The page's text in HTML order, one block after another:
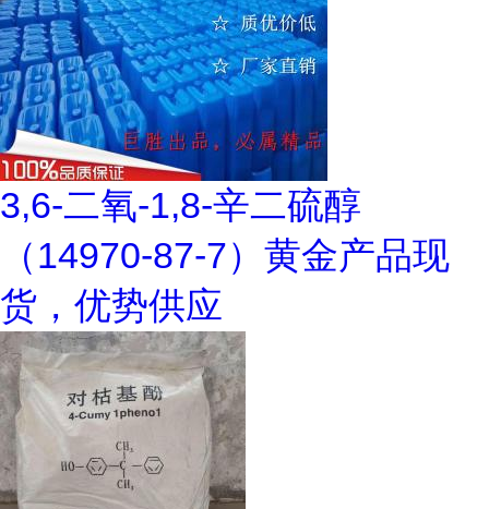
3,6-二氧-1,8-辛二硫醇
（14970-87-7）黄金产品现
货，优势供应